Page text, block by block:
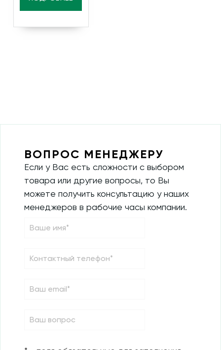
ВОПРОС МЕНЕДЖЕРУ
Если у Вас есть сложности с выбором
товара или другие вопросы, то Вы
можете получить консультацию у наших
менеджеров в рабочие часы компании.